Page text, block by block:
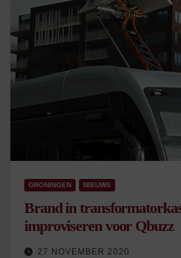
GRONINGEN NIEUWS
Brand in
improviseren voor Qbuzz
27 NOVEMBER 2020